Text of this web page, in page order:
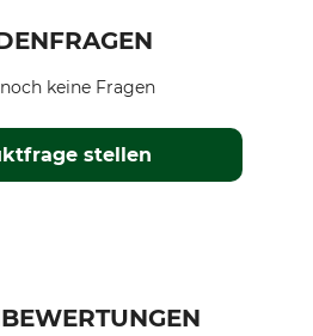
stellen
keine Fragen